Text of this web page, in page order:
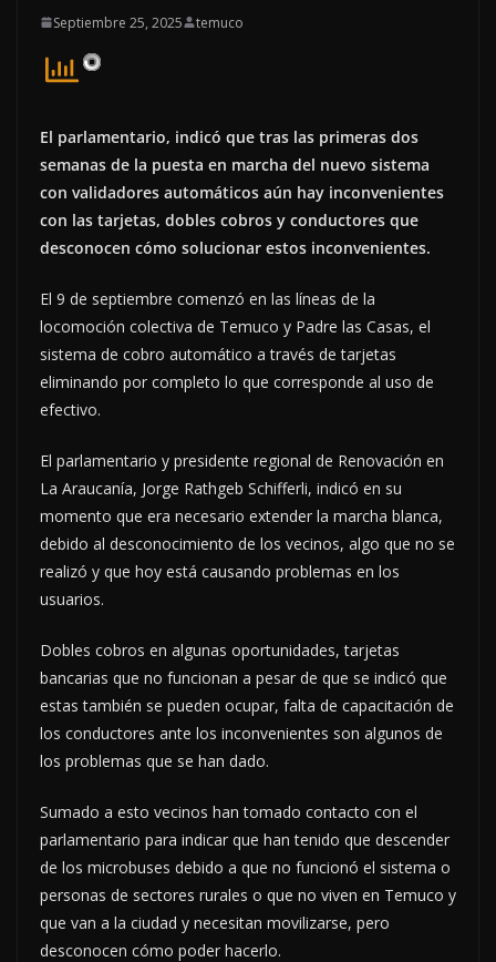
Septiembre 25, 2025 temuco
El parlamentario, indicó que tras las primeras dos
semanas de la puesta en marcha del nuevo sistema
con validadores automáticos aún hay inconvenientes
con las tarjetas, dobles cobros y conductores que
desconocen cómo solucionar estos inconvenientes.
El 9 de septiembre comenzó en las líneas de la
locomoción colectiva de Temuco y Padre las Casas, el
sistema de cobro automático a través de tarjetas
eliminando por completo lo que corresponde al uso de
efectivo.
El parlamentario y presidente regional de Renovación en
La Araucanía, Jorge Rathgeb Schifferli, indicó en su
momento que era necesario extender la marcha blanca,
debido al desconocimiento de los vecinos, algo que no se
realizó y que hoy está causando problemas en los
usuarios.
Dobles cobros en algunas oportunidades, tarjetas
bancarias que no funcionan a pesar de que se indicó que
estas también se pueden ocupar, falta de capacitación de
los conductores ante los inconvenientes son algunos de
los problemas que se han dado.
Sumado a esto vecinos han tomado contacto con el
parlamentario para indicar que han tenido que descender
de los microbuses debido a que no funcionó el sistema o
personas de sectores rurales o que no viven en Temuco y
que van a la ciudad y necesitan movilizarse, pero
desconocen cómo poder hacerlo.